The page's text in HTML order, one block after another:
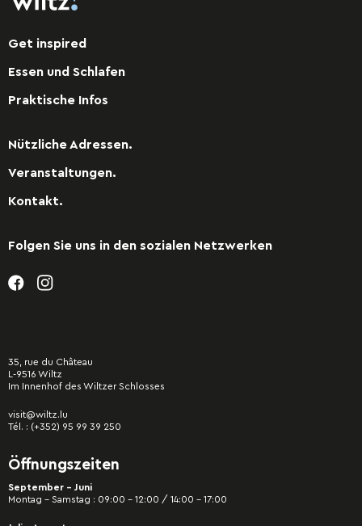
Get inspired
Essen und Schlafen
Praktische Infos
Nützliche Adressen.
Veranstaltungen.
Kontakt.
Folgen Sie uns in den sozialen Netzwerken
35, rue du Château
L-9516 Wiltz
Im Innenhof des Wiltzer Schlosses
visit@wiltz.lu
Tél. : (+352) 95 99 39 250
Öffnungszeiten
September - Juni
Montag – Samstag : 09:00 – 12:00 / 14:00 – 17:00